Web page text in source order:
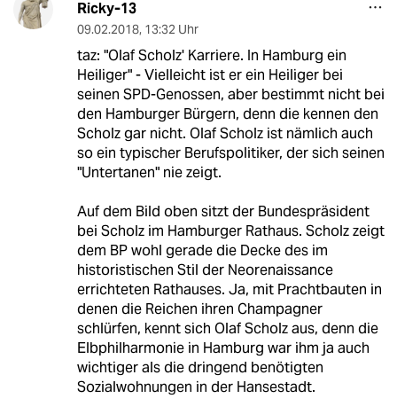
Ricky-13
09.02.2018, 13:32 Uhr
taz: "Olaf Scholz' Karriere. In Hamburg ein
Heiliger" - Vielleicht ist er ein Heiliger bei
seinen SPD-Genossen, aber bestimmt nicht bei
den Hamburger Bürgern, denn die kennen den
Scholz gar nicht. Olaf Scholz ist nämlich auch
so ein typischer Berufspolitiker, der sich seinen
"Untertanen" nie zeigt.
Auf dem Bild oben sitzt der Bundespräsident
bei Scholz im Hamburger Rathaus. Scholz zeigt
dem BP wohl gerade die Decke des im
historistischen Stil der Neorenaissance
errichteten Rathauses. Ja, mit Prachtbauten in
denen die Reichen ihren Champagner
schlürfen, kennt sich Olaf Scholz aus, denn die
Elbphilharmonie in Hamburg war ihm ja auch
wichtiger als die dringend benötigten
Sozialwohnungen in der Hansestadt.